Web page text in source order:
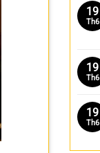
19
Th6
19
Th6
19
Th6